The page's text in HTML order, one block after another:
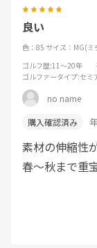
良い
色：85 サイズ：MG(ミ
ゴルフ歴:11～20年
ゴルファータイプ:セミ
no name
素材の伸縮性
春～秋まで重